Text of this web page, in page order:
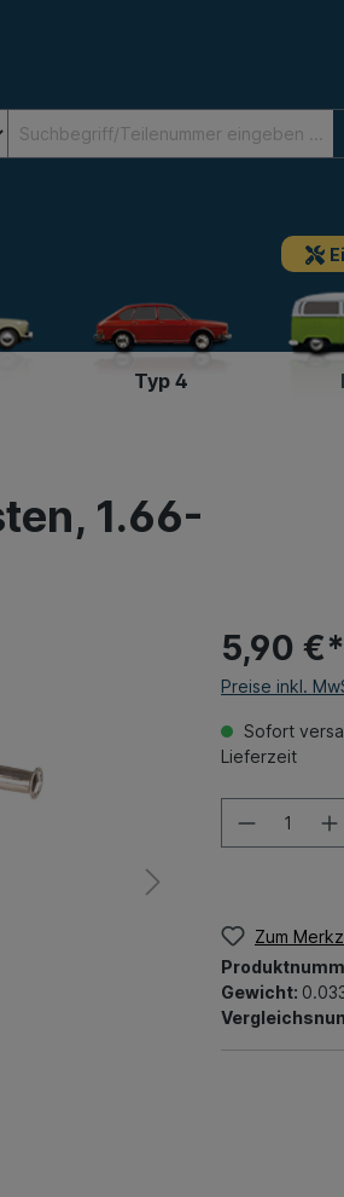
Typ 4
1.66-
5,90 €*
Preise inkl.
Sofort
Lieferzeit
Zum
Gewicht: